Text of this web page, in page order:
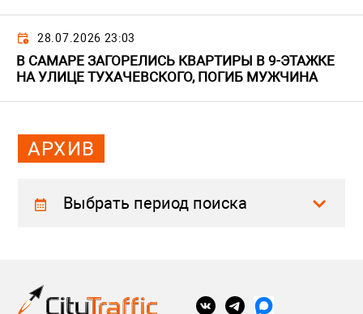
28.07.2026 23:03
В САМАРЕ ЗАГОРЕЛИСЬ КВАРТИРЫ В 9-ЭТАЖКЕ
НА УЛИЦЕ ТУХАЧЕВСКОГО, ПОГИБ МУЖЧИНА
АРХИВ
Выбрать период поиска